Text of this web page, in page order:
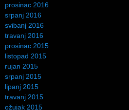
prosinac 2016
srpanj 2016
svibanj 2016
travanj 2016
prosinac 2015
listopad 2015
rujan 2015
srpanj 2015
lipanj 2015
travanj 2015
ožujak 2015